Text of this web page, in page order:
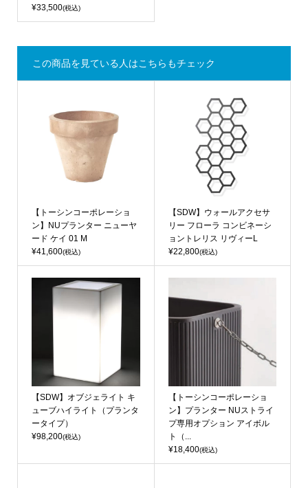
¥33,500(税込)
この商品を見ている人はこちらもチェック
【トーシンコーポレーショ
ン】NUプランター ニューヤ
ード ケイ 01 M
¥41,600(税込)
【SDW】ウォールアクセサ
リー フローラ コンビネーシ
ョントレリス リヴィーL
¥22,800(税込)
【SDW】オブジェライト キ
ューブハイライト（プランタ
ータイプ）
¥98,200(税込)
【トーシンコーポレーショ
ン】プランター NUストライ
プ専用オプション アイボル
ト（...
¥18,400(税込)